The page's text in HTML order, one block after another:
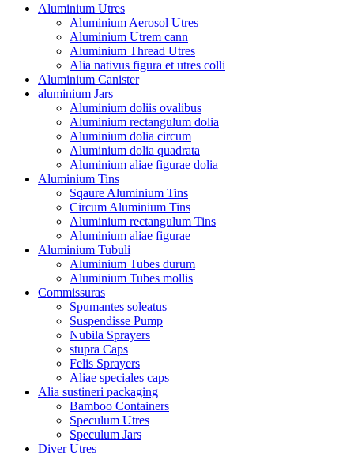
Aluminium Utres
Aluminium Aerosol Utres
Aluminium Utrem cann
Aluminium Thread Utres
Alia nativus figura et utres colli
Aluminium Canister
aluminium Jars
Aluminium doliis ovalibus
Aluminium rectangulum dolia
Aluminium dolia circum
Aluminium dolia quadrata
Aluminium aliae figurae dolia
Aluminium Tins
Sqaure Aluminium Tins
Circum Aluminium Tins
Aluminium rectangulum Tins
Aluminium aliae figurae
Aluminium Tubuli
Aluminium Tubes durum
Aluminium Tubes mollis
Commissuras
Spumantes soleatus
Suspendisse Pump
Nubila Sprayers
stupra Caps
Felis Sprayers
Aliae speciales caps
Alia sustineri packaging
Bamboo Containers
Speculum Utres
Speculum Jars
Diver Utres